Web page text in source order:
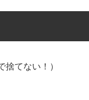
てない！）